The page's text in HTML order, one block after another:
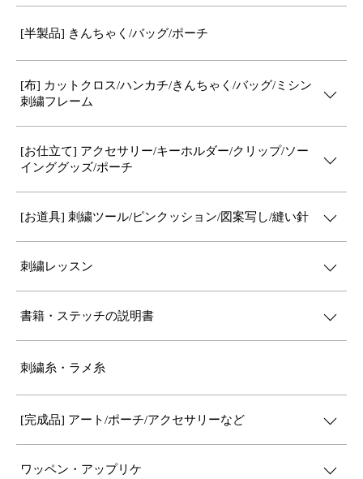
[半製品] きんちゃく/バッグ/ポーチ
[布] カットクロス/ハンカチ/きんちゃく/バッグ/ミシン
刺繍フレーム
[お仕立て] アクセサリー/キーホルダー/クリップ/ソー
インググッズ/ポーチ
[お道具] 刺繍ツール/ピンクッション/図案写し/縫い針
刺繍レッスン
書籍・ステッチの説明書
刺繍糸・ラメ糸
[完成品] アート/ポーチ/アクセサリーなど
ワッペン・アップリケ